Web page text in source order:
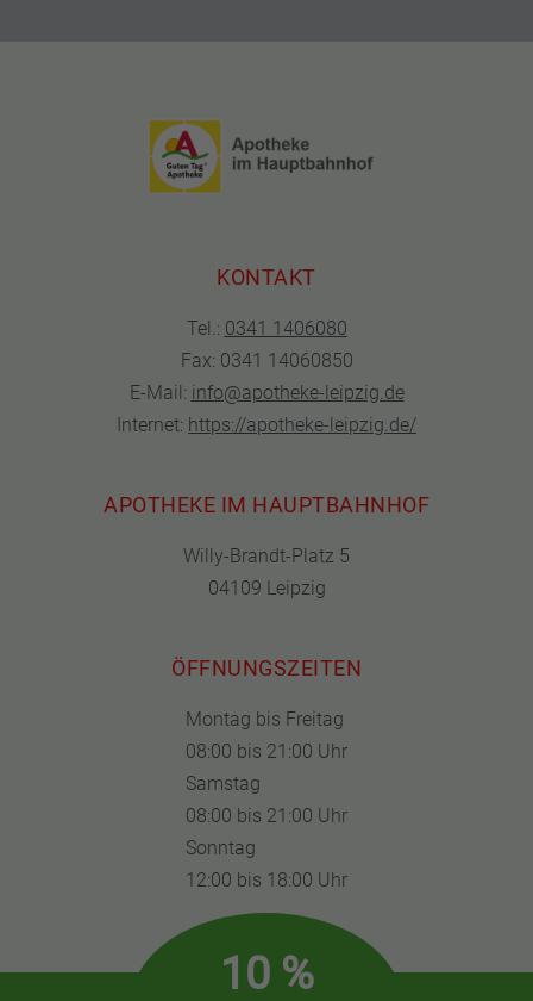
KONTAKT
Tel.: 0341 1406080
Fax: 0341 14060850
E-Mail: info@apotheke-leipzig.de
Internet: https://apotheke-leipzig.de/
APOTHEKE IM HAUPTBAHNHOF
Willy-Brandt-Platz 5
04109 Leipzig
ÖFFNUNGSZEITEN
Montag bis Freitag
08:00 bis 21:00 Uhr
Samstag
08:00 bis 21:00 Uhr
Sonntag
12:00 bis 18:00 Uhr
10 %